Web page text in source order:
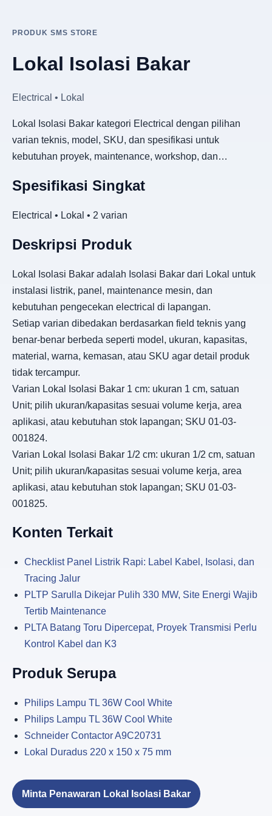
PRODUK SMS STORE
Lokal Isolasi Bakar
Electrical • Lokal
Lokal Isolasi Bakar kategori Electrical dengan pilihan
varian teknis, model, SKU, dan spesifikasi untuk
kebutuhan proyek, maintenance, workshop, dan…
Spesifikasi Singkat
Electrical • Lokal • 2 varian
Deskripsi Produk
Lokal Isolasi Bakar adalah Isolasi Bakar dari Lokal untuk
instalasi listrik, panel, maintenance mesin, dan
kebutuhan pengecekan electrical di lapangan.
Setiap varian dibedakan berdasarkan field teknis yang
benar-benar berbeda seperti model, ukuran, kapasitas,
material, warna, kemasan, atau SKU agar detail produk
tidak tercampur.
Varian Lokal Isolasi Bakar 1 cm: ukuran 1 cm, satuan
Unit; pilih ukuran/kapasitas sesuai volume kerja, area
aplikasi, atau kebutuhan stok lapangan; SKU 01-03-
001824.
Varian Lokal Isolasi Bakar 1/2 cm: ukuran 1/2 cm, satuan
Unit; pilih ukuran/kapasitas sesuai volume kerja, area
aplikasi, atau kebutuhan stok lapangan; SKU 01-03-
001825.
Konten Terkait
Checklist Panel Listrik Rapi: Label Kabel, Isolasi, dan
Tracing Jalur
PLTP Sarulla Dikejar Pulih 330 MW, Site Energi Wajib
Tertib Maintenance
PLTA Batang Toru Dipercepat, Proyek Transmisi Perlu
Kontrol Kabel dan K3
Produk Serupa
Philips Lampu TL 36W Cool White
Philips Lampu TL 36W Cool White
Schneider Contactor A9C20731
Lokal Duradus 220 x 150 x 75 mm
Minta Penawaran Lokal Isolasi Bakar